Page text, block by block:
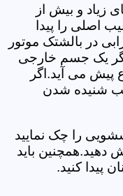
زیاد و بیش از
اصلی را پیدا
در بالشتک موتور
یک جسم خارجی
پیش می آید.اگر
شنیده شدن
را چک نمایید
دهید.همچنین باید
پیدا کنید.